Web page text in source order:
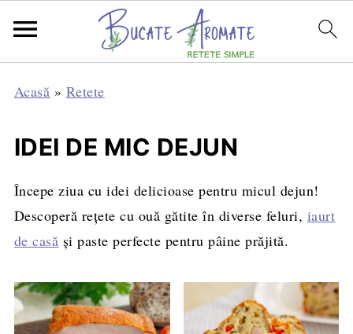
Acasă » Retete
IDEI DE MIC DEJUN
Începe ziua cu idei delicioase pentru micul dejun!
Descoperă rețete cu ouă gătite în diverse feluri, iaurt
de casă și paste perfecte pentru pâine prăjită.